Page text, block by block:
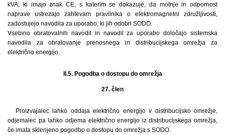
kVA, ki imajo znak CE, s katerim se dokazuje, da motnje in odpornost
naprave ustrezajo zahtevam pravilnika o elektromagnetni združljivosti,
zadostujejo navodila za uporabo, ki jih odobri SODO.
Vsebino obratovalnih navodil in navodil za uporabo določajo sistemska
navodila za obratovanje prenosnega in distribucijskega omrežja za
električno energijo.
II.5. Pogodba o dostopu do omrežja
27. člen
Proizvajalec lahko oddaja električno energijo v distribucijsko omrežje,
odjemalec pa lahko odjema električno energijo iz distribucijskega omrežja,
če imata sklenjeno pogodbo o dostopu do omrežja s SODO.